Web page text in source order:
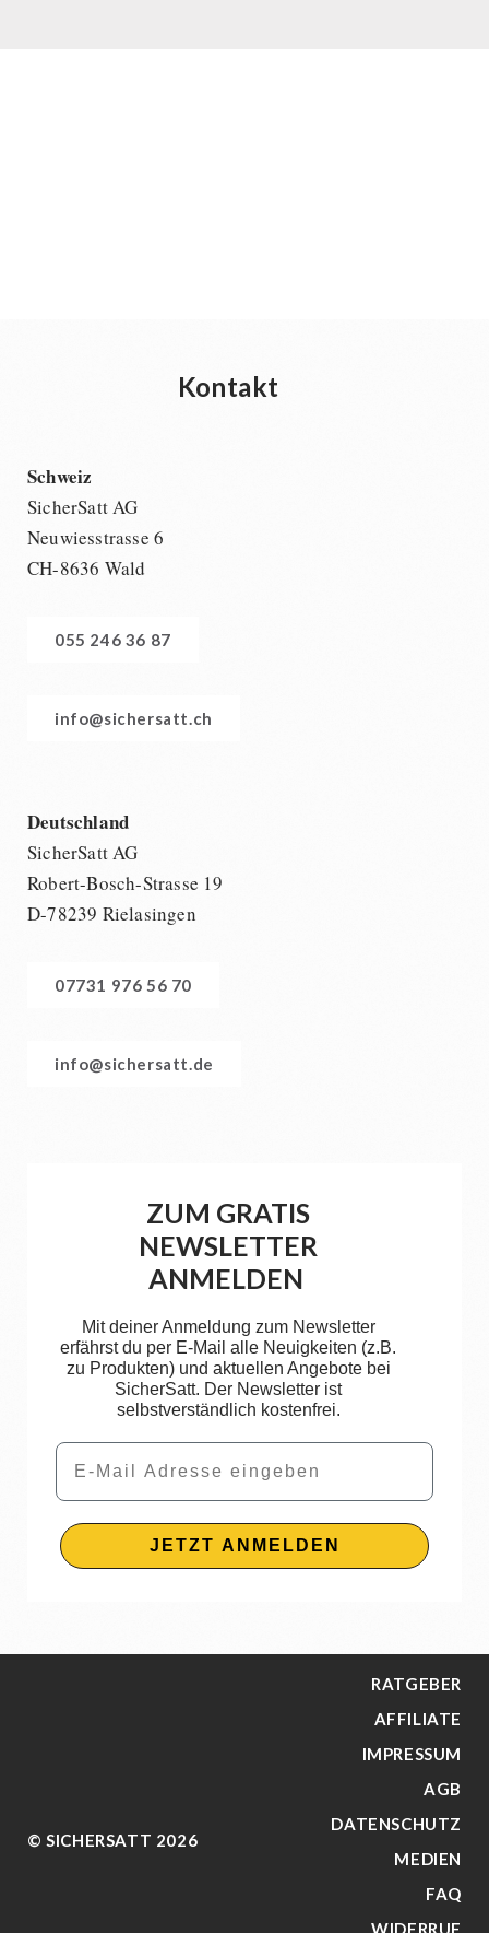
Kontakt
Schweiz
SicherSatt AG
Neuwiesstrasse 6
CH-8636 Wald
055 246 36 87
info@sichersatt.ch
Deutschland
SicherSatt AG
Robert-Bosch-Strasse 19
D-78239 Rielasingen
07731 976 56 70
info@sichersatt.de
ZUM GRATIS
NEWSLETTER
ANMELDEN
Mit deiner Anmeldung zum Newsletter
erfährst du per E-Mail alle Neuigkeiten (z.B.
zu Produkten) und aktuellen Angebote bei
SicherSatt. Der Newsletter ist
selbstverständlich kostenfrei.
Email
JETZT ANMELDEN
© SICHERSATT 2026
RATGEBER
AFFILIATE
IMPRESSUM
AGB
DATENSCHUTZ
MEDIEN
FAQ
WIDERRUF